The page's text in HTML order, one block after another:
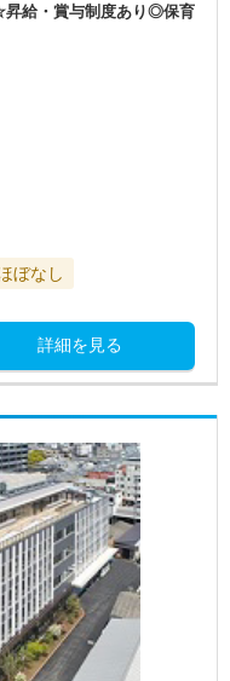
昇給・賞与制度あり◎保育
ぼなし
詳細を見る